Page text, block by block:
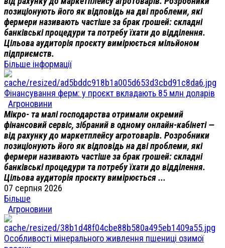
позиціонують його як відповідь на дві проблеми, які
фермери називають частіше за брак грошей: складні
банківські процедури та потребу їхати до відділення.
Цільова аудиторія проєкту вимірюється мільйоном
підприємств.
Більше інформації
Фінансування ферм: у проєкт вкладають 85 млн доларів
Агроновини
Мікро- та малі господарства отримали окремий
фінансовий сервіс, зібраний в одному онлайн-кабінеті —
від рахунку до маркетплейсу агротоварів. Розробники
позиціонують його як відповідь на дві проблеми, які
фермери називають частіше за брак грошей: складні
банківські процедури та потребу їхати до відділення.
Цільова аудиторія проєкту вимірюється ...
07 серпня 2026
Більше
Агроновини
Особливості мінерального живлення пшениці озимої